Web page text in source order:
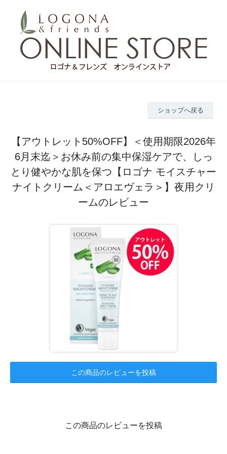
ショップへ戻る
【アウトレット50%OFF】＜使用期限2026年
6月末迄＞お休み前の集中保湿ケアで、しっ
とり健やかな肌を保つ【ロゴナ モイスチャー
ナイトクリーム＜アロエヴェラ＞】夜用クリ
ームのレビュー
この商品のレビューを投稿
この商品のレビューを投稿